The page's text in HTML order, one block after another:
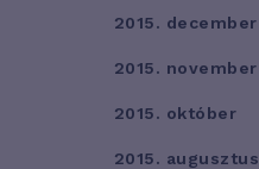
2015. december
2015. november
2015. október
2015. augusztus